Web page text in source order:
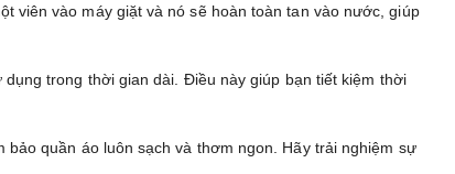
viên vào máy giặt và nó sẽ hoàn toàn tan vào nước, giúp
trong thời gian dài. Điều này giúp bạn tiết kiệm thời
quần áo luôn sạch và thơm ngon. Hãy trải nghiệm sự